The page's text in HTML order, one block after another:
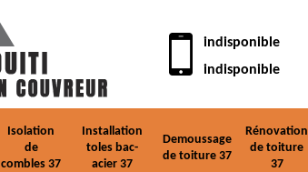
indisponible
indisponible
Isolation
de
combles 37
Installation
toles bac-
acier 37
Demoussage
de toiture 37
Rénovation
de toiture
37